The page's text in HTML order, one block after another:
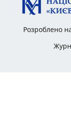
Розроблено